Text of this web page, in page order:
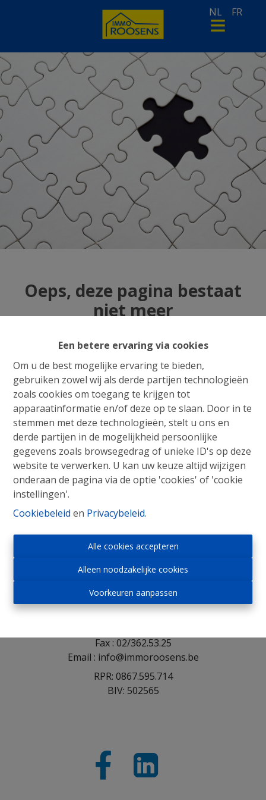
Een betere ervaring via cookies
Om u de best mogelijke ervaring te bieden,
gebruiken zowel wij als derde partijen technologieën
zoals cookies om toegang te krijgen tot
apparaatinformatie en/of deze op te slaan. Door in te
stemmen met deze technologieën, stelt u ons en
derde partijen in de mogelijkheid persoonlijke
gegevens zoals browsegedrag of unieke ID's op deze
website te verwerken. U kan uw keuze altijd wijzigen
onderaan de pagina via de optie 'cookies' of 'cookie
instellingen'.
Cookiebeleid en Privacybeleid.
Alle cookies accepteren
Alleen noodzakelijke cookies
Voorkeuren aanpassen
NL FR
Oeps, deze pagina bestaat
niet meer
Te koop Te huur
Immo Roosens bv
Winderickxplein 9
1652 Alsemberg
Fax : 02/362.53.25
Email : info@immoroosens.be
RPR: 0867.595.714
BIV: 502565